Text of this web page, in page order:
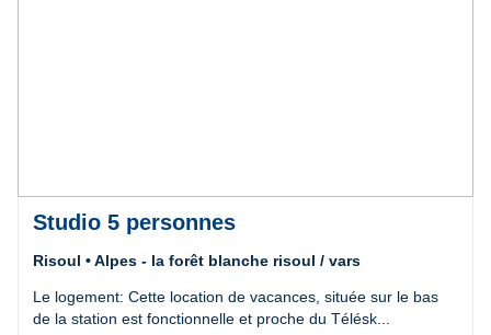
Studio 5 personnes
Risoul • Alpes - la forêt blanche risoul / vars
Le logement: Cette location de vacances, située sur le bas
de la station est fonctionnelle et proche du Télésk...